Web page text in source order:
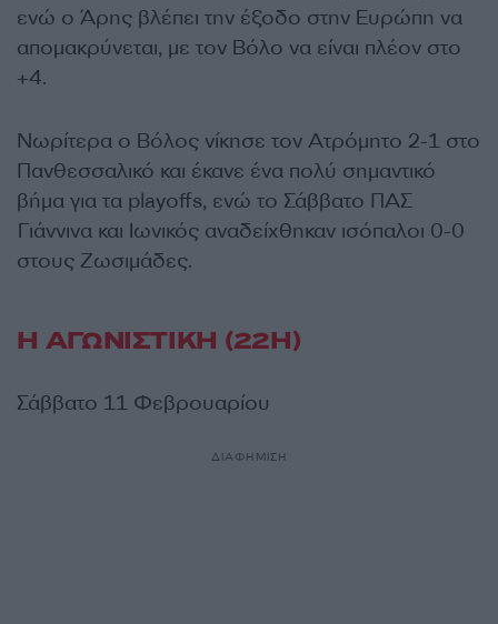
ενώ ο Άρης βλέπει την έξοδο στην Ευρώπη να
απομακρύνεται, με τον Βόλο να είναι πλέον στο
+4.
Νωρίτερα ο Βόλος νίκησε τον Ατρόμητο 2-1 στο
Πανθεσσαλικό και έκανε ένα πολύ σημαντικό
βήμα για τα playoffs, ενώ το Σάββατο ΠΑΣ
Γιάννινα και Ιωνικός αναδείχθηκαν ισόπαλοι 0-0
στους Ζωσιμάδες.
Η ΑΓΩΝΙΣΤΙΚΗ (22Η)
Σάββατο 11 Φεβρουαρίου
ΔΙΑΦΗΜΙΣΗ